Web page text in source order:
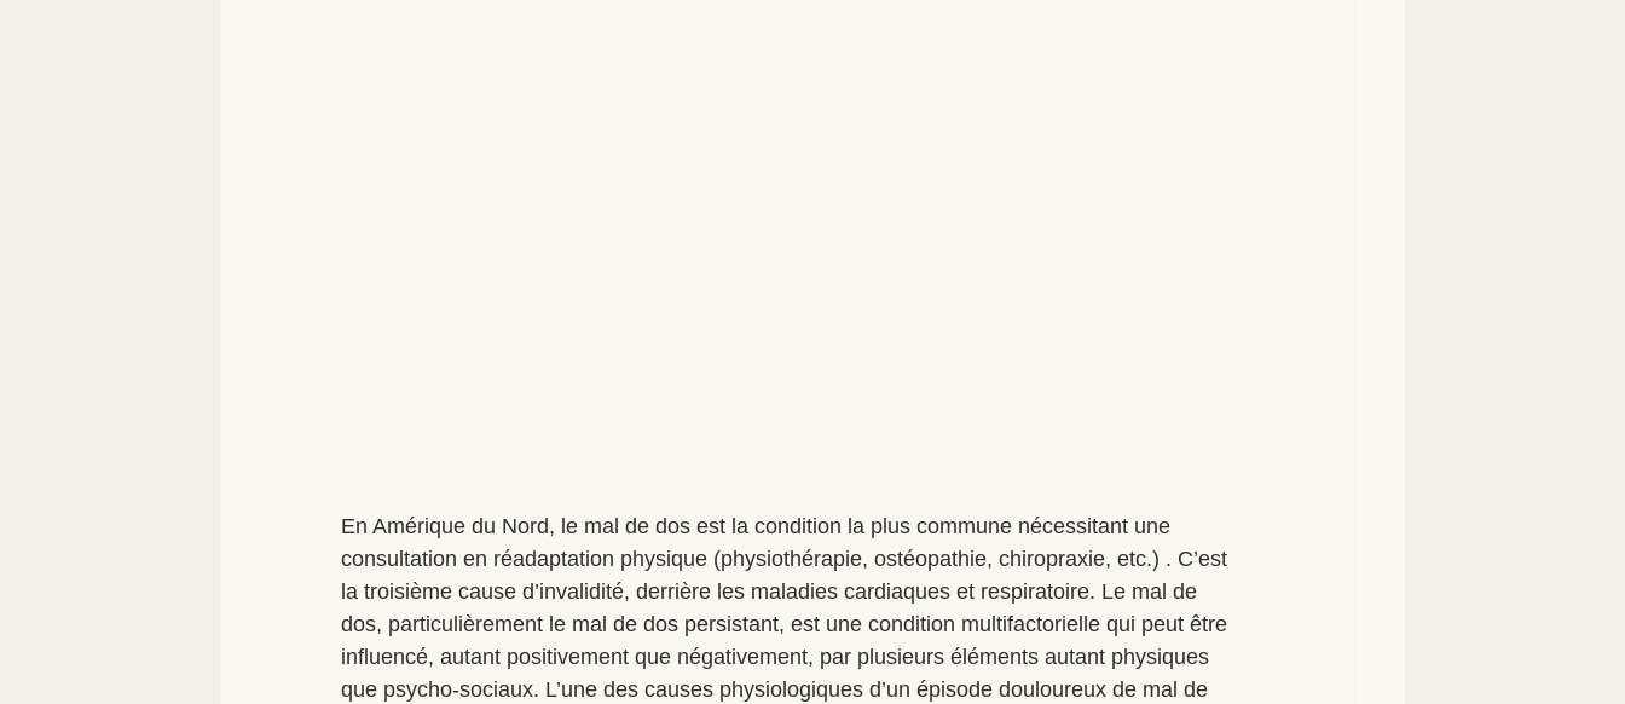
En Amérique du Nord, le mal de dos est la condition la plus commune nécessitant une
consultation en réadaptation physique (physiothérapie, ostéopathie, chiropraxie, etc.) . C’est
la troisième cause d’invalidité, derrière les maladies cardiaques et respiratoire. Le mal de
dos, particulièrement le mal de dos persistant, est une condition multifactorielle qui peut être
influencé, autant positivement que négativement, par plusieurs éléments autant physiques
que psycho-sociaux. L’une des causes physiologiques d’un épisode douloureux de mal de